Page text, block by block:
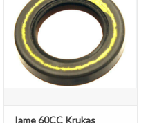
Iame 60CC Krukas